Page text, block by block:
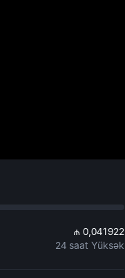
₼ 0,041922
24 saat Yüksək